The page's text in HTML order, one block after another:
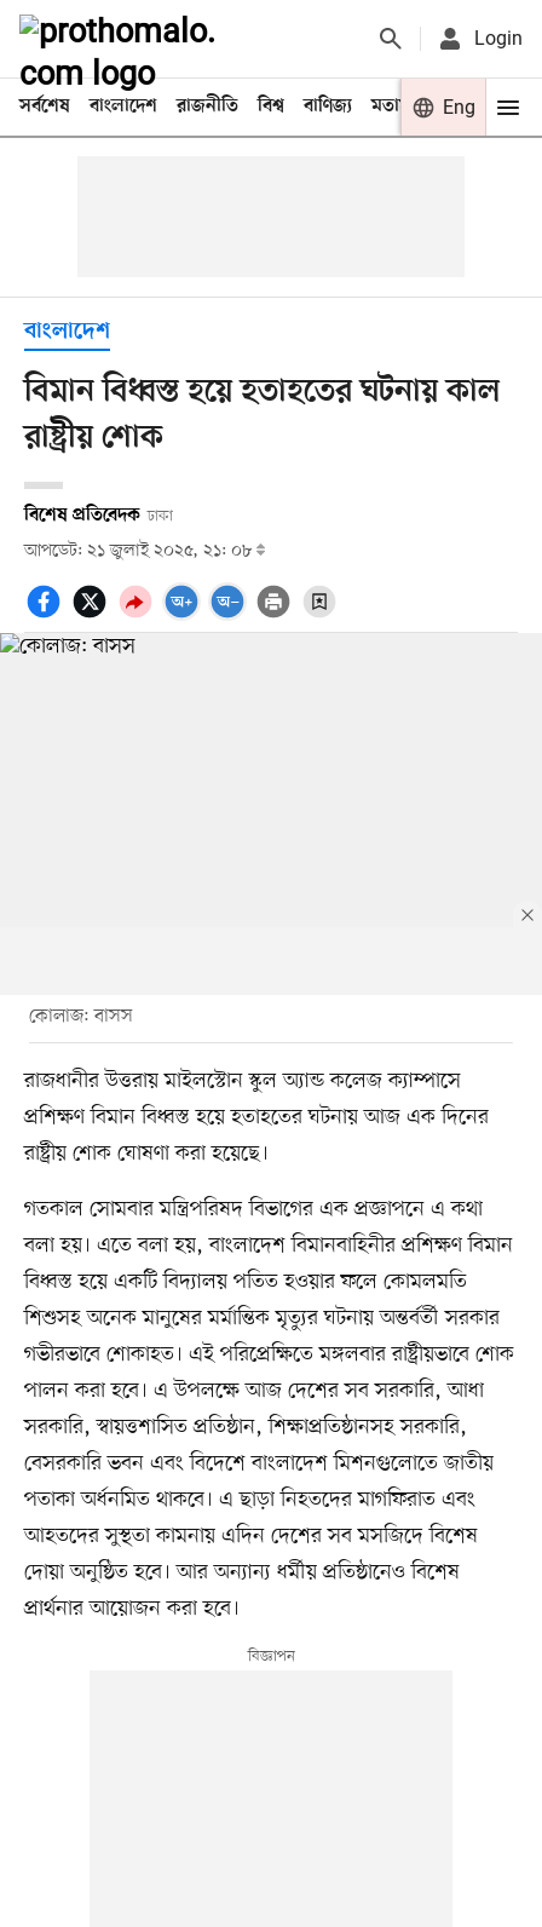
Login
সর্বশেষ বাংলাদেশ রাজনীতি বিশ্ব বাণিজ্য মতামত খেলা
Eng
বাংলাদেশ
বিমান বিধ্বস্ত হয়ে হতাহতের ঘটনায় কাল
রাষ্ট্রীয় শোক
বিশেষ প্রতিবেদক ঢাকা
আপডেট: ২১ জুলাই ২০২৫, ২১: ০৮
কোলাজ: বাসস
রাজধানীর উত্তরায় মাইলস্টোন স্কুল অ্যান্ড কলেজ ক‍্যাম্পাসে
প্রশিক্ষণ বিমান বিধ্বস্ত হয়ে হতাহতের ঘটনায় আজ এক দিনের
রাষ্ট্রীয় শোক ঘোষণা করা হয়েছে।
গতকাল সোমবার মন্ত্রিপরিষদ বিভাগের এক প্রজ্ঞাপনে এ কথা
বলা হয়। এতে বলা হয়, বাংলাদেশ বিমানবাহিনীর প্রশিক্ষণ বিমান
বিধ্বস্ত হয়ে একটি বিদ্যালয় পতিত হওয়ার ফলে কোমলমতি
শিশুসহ অনেক মানুষের মর্মান্তিক মৃত্যুর ঘটনায় অন্তর্বর্তী সরকার
গভীরভাবে শোকাহত। এই পরিপ্রেক্ষিতে মঙ্গলবার রাষ্ট্রীয়ভাবে শোক
পালন করা হবে। এ উপলক্ষে আজ দেশের সব সরকারি, আধা
সরকারি, স্বায়ত্তশাসিত প্রতিষ্ঠান, শিক্ষাপ্রতিষ্ঠানসহ সরকারি,
বেসরকারি ভবন এবং বিদেশে বাংলাদেশ মিশনগুলোতে জাতীয়
পতাকা অর্ধনমিত থাকবে। এ ছাড়া নিহতদের মাগফিরাত এবং
আহতদের সুস্থতা কামনায় এদিন দেশের সব মসজিদে বিশেষ
দোয়া অনুষ্ঠিত হবে। আর অন্যান্য ধর্মীয় প্রতিষ্ঠানেও বিশেষ
প্রার্থনার আয়োজন করা হবে।